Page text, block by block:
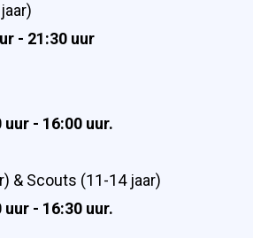
- 21:30 uur
- 16:00 uur.
& Scouts (11-14 jaar)
- 16:30 uur.